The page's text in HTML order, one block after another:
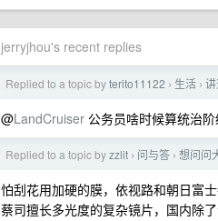
jerryjhou's recent replies
Replied to a topic byterito11122 › 生活 ›
@LandCruiser 公务员啥时候算统治
Replied to a topic byzzlit › 问与答 › 想问问
怕刮花用加硬的膜，依视路和朝日富
蔡司擅长多光度的复杂镜片，国内除